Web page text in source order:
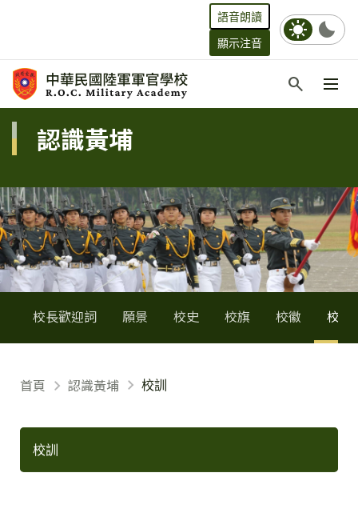
跳到主要內容
sunny bedtime
語音朗讀
顯示注音
::: search
:::
認識黃埔
校長歡迎詞 願景 校史 校旗 校徽 校訓
首頁 認識黃埔 校訓
校訓